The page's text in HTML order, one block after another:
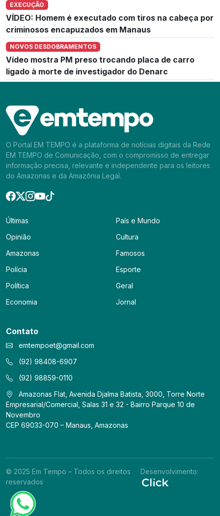
EXECUÇÃO
VÍDEO: Homem é executado com tiros na cabeça por
criminosos encapuzados em Manaus
NOVOS DESDOBRAMENTOS
Vídeo mostra PM preso trocando placa de carro
ligado à morte de investigador do Denarc
O Portal EM TEMPO é a plataforma de notícias digitais da Rede
EM TEMPO de Comunicação, com o compromisso de entregar
informação precisa, relevante e independente para os leitores
do Amazonas e da Amazônia Legal.
Últimas
Opinião
Amazonas
Polícia
Política
Economia
País e Mundo
Cultura
Famosos
Esporte
Geral
Jornal
Contato
emtempoet@gmail.com
(92) 98408-6907
(92) 98859-0110
Amazonas Flat, Avenida Djalma Batista, 3000, Torre Norte
Empresarial/Comercial, Salas 31 e 32 - Bairro Parque 10 de
Novembro
CEP 69033-070 – Manaus, Amazonas
© 2025 Em Tempo – Todos os direitos
reservados
Desenvolvimento: